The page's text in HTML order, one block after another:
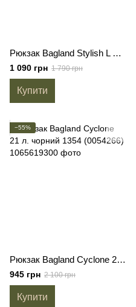
Рюкзак Bagland Stylish L 24 л. сублімація 1338 (00518664)
1 090 грн 1 790 грн
Купити
−55%
Рюкзак Bagland Cyclone 21 л. чорний 1354 (0054266)
945 грн 2 100 грн
Купити